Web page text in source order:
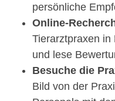
persönliche
Online-
Tierarztpraxen in
und lese
Besuche die
Bild von der